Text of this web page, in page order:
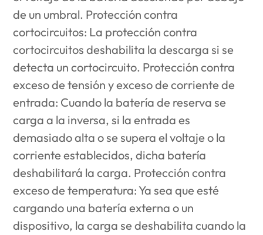
de un umbral. Protección contra
cortocircuitos: La protección contra
cortocircuitos deshabilita la descarga si se
detecta un cortocircuito. Protección contra
exceso de tensión y exceso de corriente de
entrada: Cuando la batería de reserva se
carga a la inversa, si la entrada es
demasiado alta o se supera el voltaje o la
corriente establecidos, dicha batería
deshabilitará la carga. Protección contra
exceso de temperatura: Ya sea que esté
cargando una batería externa o un
dispositivo, la carga se deshabilita cuando la